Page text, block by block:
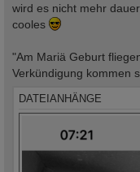
wird es nicht mehr
cooles
"Am Mariä Geburt
Verkündigung kommen
DATEIANHÄNGE